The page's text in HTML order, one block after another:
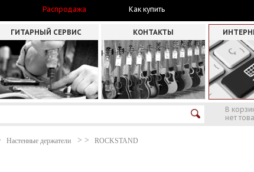
Распродажа Как купить
ГИТАРНЫЙ СЕРВИС КОНТАКТЫ
В
нет
Настенные держатели ROCKSTAND